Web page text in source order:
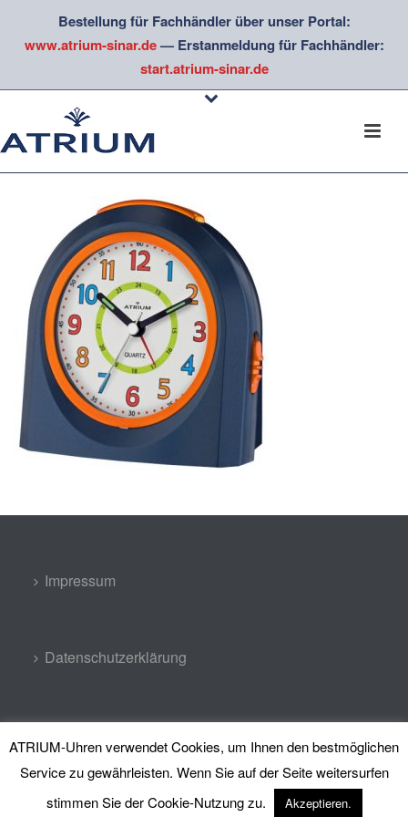
Bestellung für Fachhändler über unser Portal:
www.atrium-sinar.de— Erstanmeldung für Fachhändler:
start.atrium-sinar.de
Impressum
Datenschutzerklärung
ATRIUM-Uhren verwendet Cookies, um Ihnen den bestmöglichen
Service zu gewährleisten. Wenn Sie auf der Seite weitersurfen
stimmen Sie der Cookie-Nutzung zu.
Akzeptieren.